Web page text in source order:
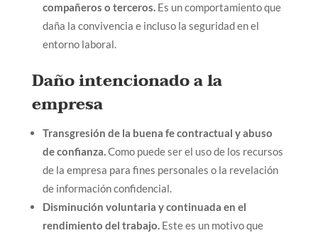
compañeros o terceros.Es un comportamiento que
daña la convivencia e incluso la seguridad en el
entorno laboral.
Daño intencionado a la
empresa
Transgresión de la buena fe contractual y abuso
de confianza.Como puede ser el uso de los recursos
de la empresa para fines personales o la revelación
de información confidencial.
Disminución voluntaria y continuada en el
rendimiento del trabajo.Este es un motivo que